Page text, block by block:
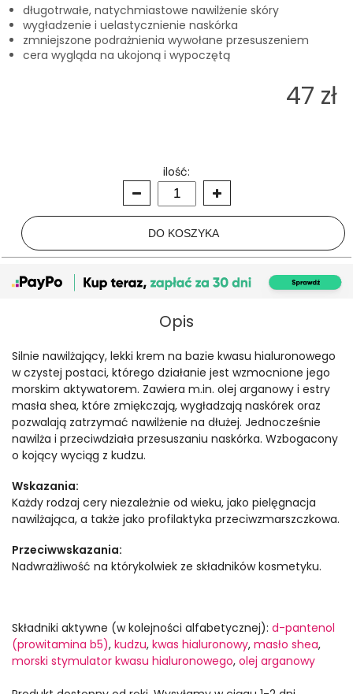
długotrwałe, natychmiastowe nawilżenie skóry
wygładzenie i uelastycznienie naskórka
zmniejszone podrażnienia wywołane przesuszeniem
cera wygląda na ukojoną i wypoczętą
47 zł
ilość:
Opis
Silnie nawilżający, lekki krem na bazie kwasu hialuronowego
w czystej postaci, którego działanie jest wzmocnione jego
morskim aktywatorem. Zawiera m.in. olej arganowy i estry
masła shea, które zmiękczają, wygładzają naskórek oraz
pozwalają zatrzymać nawilżenie na dłużej. Jednocześnie
nawilża i przeciwdziała przesuszaniu naskórka. Wzbogacony
o kojący wyciąg z kudzu.
Wskazania:
Każdy rodzaj cery niezależnie od wieku, jako pielęgnacja
nawilżająca, a także jako profilaktyka przeciwzmarszczkowa.
Przeciwwskazania:
Nadwrażliwość na którykolwiek ze składników kosmetyku.
Składniki aktywne (w kolejności alfabetycznej): d-pantenol
(prowitamina b5), kudzu, kwas hialuronowy, masło shea,
morski stymulator kwasu hialuronowego, olej arganowy